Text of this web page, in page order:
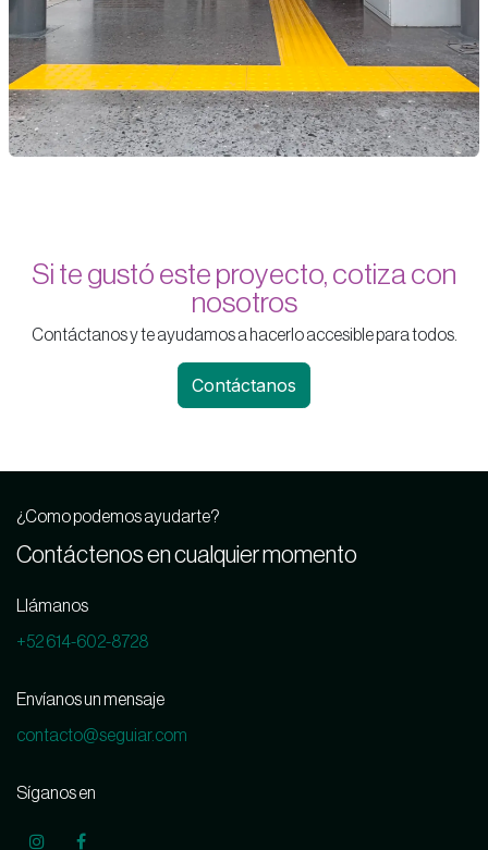
Si te gustó este proyecto, cotiza con
nosotros
Contáctanos y te ayudamos a hacerlo accesible para todos.
Contáctanos
¿Como podemos ayudarte?
Contáctenos en cualquier momento
Llámanos
+52 614-602-8728
Envíanos un mensaje
contacto@seguiar.com
Síganos en